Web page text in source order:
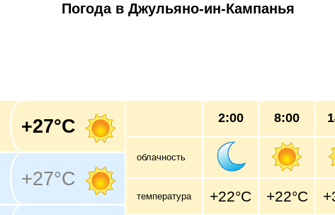
Погода в Джульяно-ин-Кампанья
+27°C
+27°C
2:00 8:00
облачность
температура +22°C +22°C